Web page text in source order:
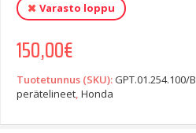
Varasto loppu
150,00€
Tuotetunnus (SKU):GPT.01.254.100/B
perätelineet, Honda